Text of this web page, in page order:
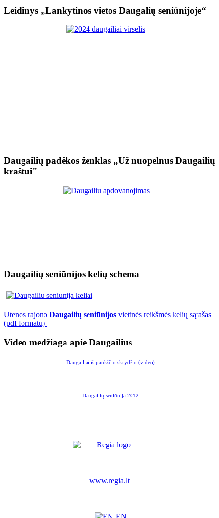
Leidinys „Lankytinos vietos Daugalių seniūnijoje“
Daugailių padėkos ženklas „Už nuopelnus Daugailių
kraštui"
Daugailių seniūnijos kelių schema
Utenos rajono Daugailių seniūnijos vietinės reikšmės kelių sąrašas
(pdf formatu)
Video medžiaga apie Daugailius
Daugailiai iš paukščio skrydžio (video)
Daugailių seniūnija 2012
www.regia.lt
EN